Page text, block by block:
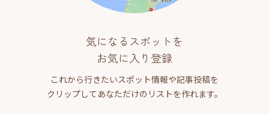
気になるスポットを
お気に入り登録
これから行きたいスポット情報や記事投稿を
クリップしてあなただけのリストを作れます。